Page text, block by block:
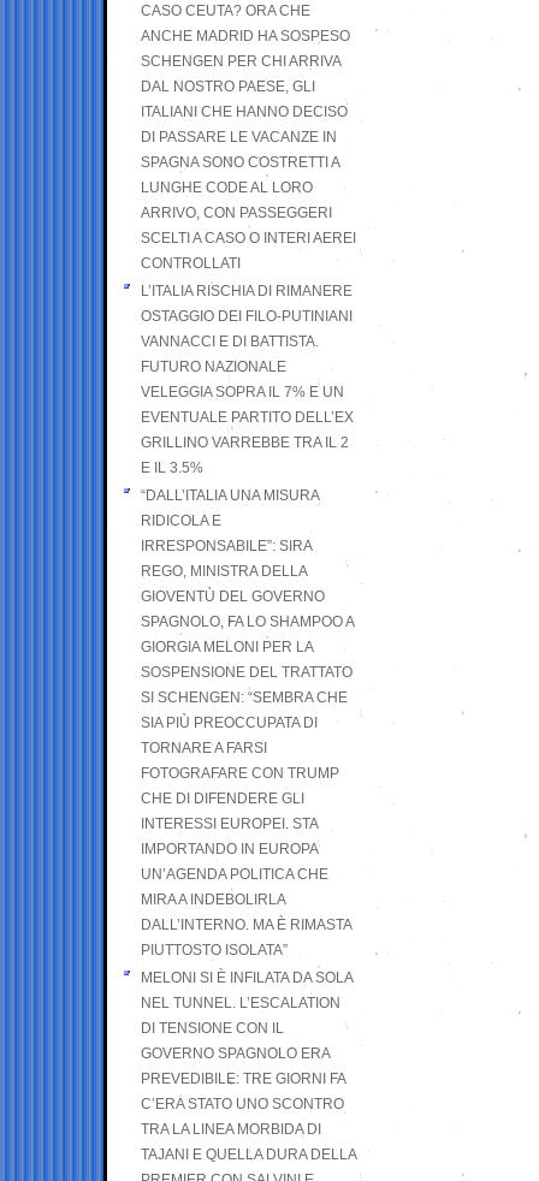
CASO CEUTA? ORA CHE
ANCHE MADRID HA SOSPESO
SCHENGEN PER CHI ARRIVA
DAL NOSTRO PAESE, GLI
ITALIANI CHE HANNO DECISO
DI PASSARE LE VACANZE IN
SPAGNA SONO COSTRETTI A
LUNGHE CODE AL LORO
ARRIVO, CON PASSEGGERI
SCELTI A CASO O INTERI AEREI
CONTROLLATI
L’ITALIA RISCHIA DI RIMANERE
OSTAGGIO DEI FILO-PUTINIANI
VANNACCI E DI BATTISTA.
FUTURO NAZIONALE
VELEGGIA SOPRA IL 7% E UN
EVENTUALE PARTITO DELL’EX
GRILLINO VARREBBE TRA IL 2
E IL 3.5%
“DALL’ITALIA UNA MISURA
RIDICOLA E
IRRESPONSABILE”: SIRA
REGO, MINISTRA DELLA
GIOVENTÙ DEL GOVERNO
SPAGNOLO, FA LO SHAMPOO A
GIORGIA MELONI PER LA
SOSPENSIONE DEL TRATTATO
SI SCHENGEN: “SEMBRA CHE
SIA PIÙ PREOCCUPATA DI
TORNARE A FARSI
FOTOGRAFARE CON TRUMP
CHE DI DIFENDERE GLI
INTERESSI EUROPEI. STA
IMPORTANDO IN EUROPA
UN’AGENDA POLITICA CHE
MIRA A INDEBOLIRLA
DALL’INTERNO. MA È RIMASTA
PIUTTOSTO ISOLATA”
MELONI SI È INFILATA DA SOLA
NEL TUNNEL. L’ESCALATION
DI TENSIONE CON IL
GOVERNO SPAGNOLO ERA
PREVEDIBILE: TRE GIORNI FA
C’ERA STATO UNO SCONTRO
TRA LA LINEA MORBIDA DI
TAJANI E QUELLA DURA DELLA